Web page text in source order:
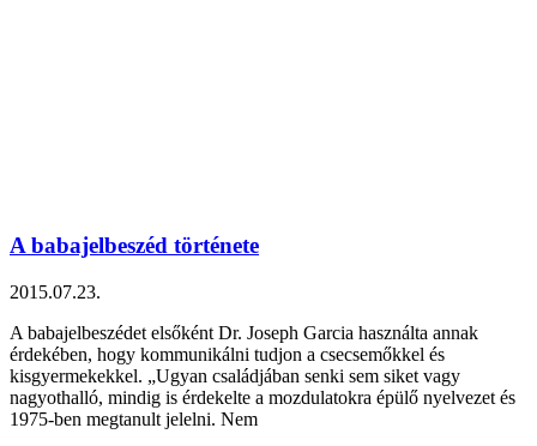
A babajelbeszéd története
2015.07.23.
A babajelbeszédet elsőként Dr. Joseph Garcia használta annak
érdekében, hogy kommunikálni tudjon a csecsemőkkel és
kisgyermekekkel. „Ugyan családjában senki sem siket vagy
nagyothalló, mindig is érdekelte a mozdulatokra épülő nyelvezet és
1975-ben megtanult jelelni. Nem